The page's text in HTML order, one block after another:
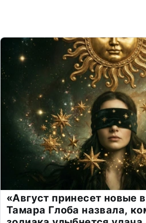
«Август принесет новые
Тамара Глоба назвала,